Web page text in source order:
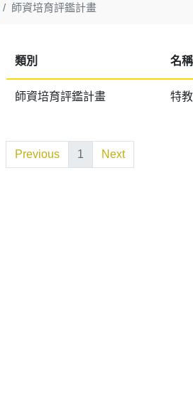
師資培育評鑑計畫
類別 名稱
師資培育評鑑計畫 特
Previous 1 Next